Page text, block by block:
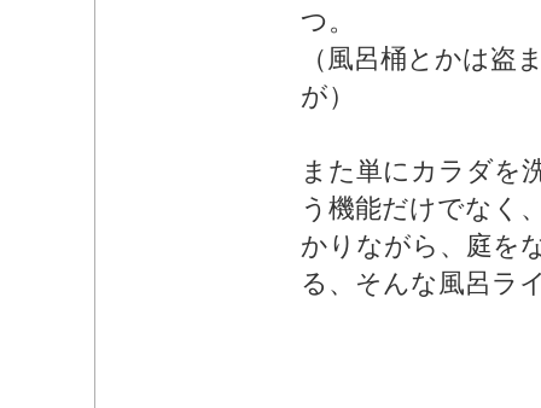
つ。
（風呂桶とかは盗
が）
また単にカラダを
う機能だけでなく
かりながら、庭を
る、そんな風呂ラ